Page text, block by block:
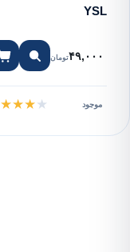
YSL
۴۹,۰۰۰تومان
موجود ★★★ ★